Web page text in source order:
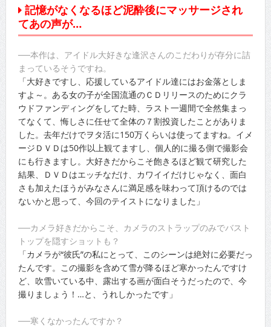
記憶がなくなるほど泥酔後にマッサージされ
てあの声が…
──本作は、アイドル大好きな逢沢さんのこだわりが存分に詰
まっているそうですね。
「大好きですし、応援しているアイドル達にはお金落としま
すよ～。ある女の子が全国流通のＣＤリリースのためにクラ
ウドファンディングをしてた時、ラスト一週間で全然集まっ
てなくて、悔しさに任せて全体の７割投資したことがありま
した。去年だけでヲタ活に150万くらいは使ってますね。イメ
ージＤＶＤは50作以上観てますし、個人的に撮る側で撮影会
にも行きますし。大好きだからこそ飽きるほど観て研究した
結果、ＤＶＤはエッチなだけ、カワイイだけじゃなく、面白
さも加えたほうがみなさんに満足感を味わって頂けるのでは
ないかと思って、今回のテイストになりました」
──カメラ好きだからこそ、カメラのストラップのみでバスト
トップを隠すショットも？
「カメラが“彼氏”の私にとって、このシーンは絶対に必要だっ
たんです。この撮影を含めて雪が降るほど寒かったんですけ
ど、吹雪いている中、露出する画が面白そうだったので、今
撮りましょう！…と、うれしかったです」
──寒くなかったんですか？